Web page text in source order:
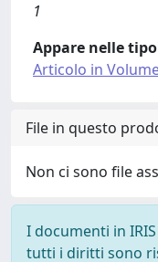
1
Appare nelle
Articolo in
File in questo
Non ci sono file
I documenti in
tutti i diritti sono